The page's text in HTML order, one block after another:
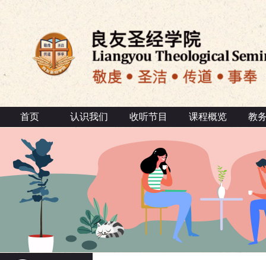
首页 认识我们 收听节目 课程概览 教